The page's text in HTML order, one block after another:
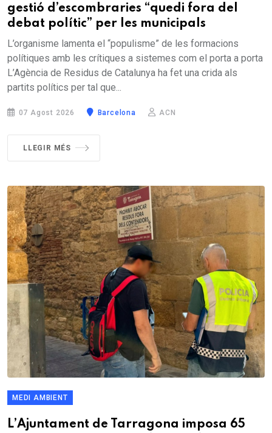
gestió d’escombraries “quedi fora del
debat polític” per les municipals
L’organisme lamenta el “populisme” de les formacions
polítiques amb les crítiques a sistemes com el porta a porta
L’Agència de Residus de Catalunya ha fet una crida als
partits polítics per tal que...
07 Agost 2026 Barcelona ACN
LLEGIR MÉS
MEDI AMBIENT
L’Ajuntament de Tarragona imposa 65